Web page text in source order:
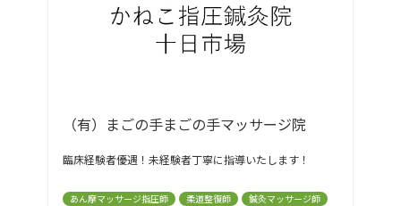
（有）まごの手まごの手マッサージ院
臨床経験者優遇！未経験者丁寧に指導いたします！
あん摩マッサージ指圧師 柔道整復師
鍼灸マッサージ師